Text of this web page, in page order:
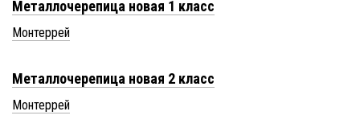
Металлочерепица новая 1 класс
Монтеррей
Металлочерепица новая 2 класс
Монтеррей